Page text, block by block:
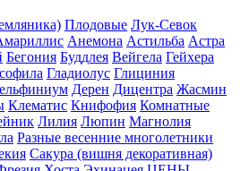
Плодовые Лук-Севок
Анемона Астильба Астра
Бегония Буддлея Вейгела Гейхера
Гладиолус Глициния
Дерен Дицентра Жасмин
Клематис Книфофия Комнатные
Лилия Люпин Магнолия
Разные весенние многолетники
Сакура (вишня декоративная)